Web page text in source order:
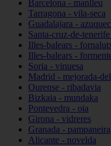
Barcelona - manlleu
Tarragona - vila-seca
Guadalajara -
Santa-cruz-de-
Illes-balears -
Illes-balears -
Soria - vinuesa
Madrid - mejorada-
Ourense - ribadavia
Bizkaia - mundaka
Pontevedra - oia
Girona - vidreres
Granada - pampaneira
Alicante - novelda